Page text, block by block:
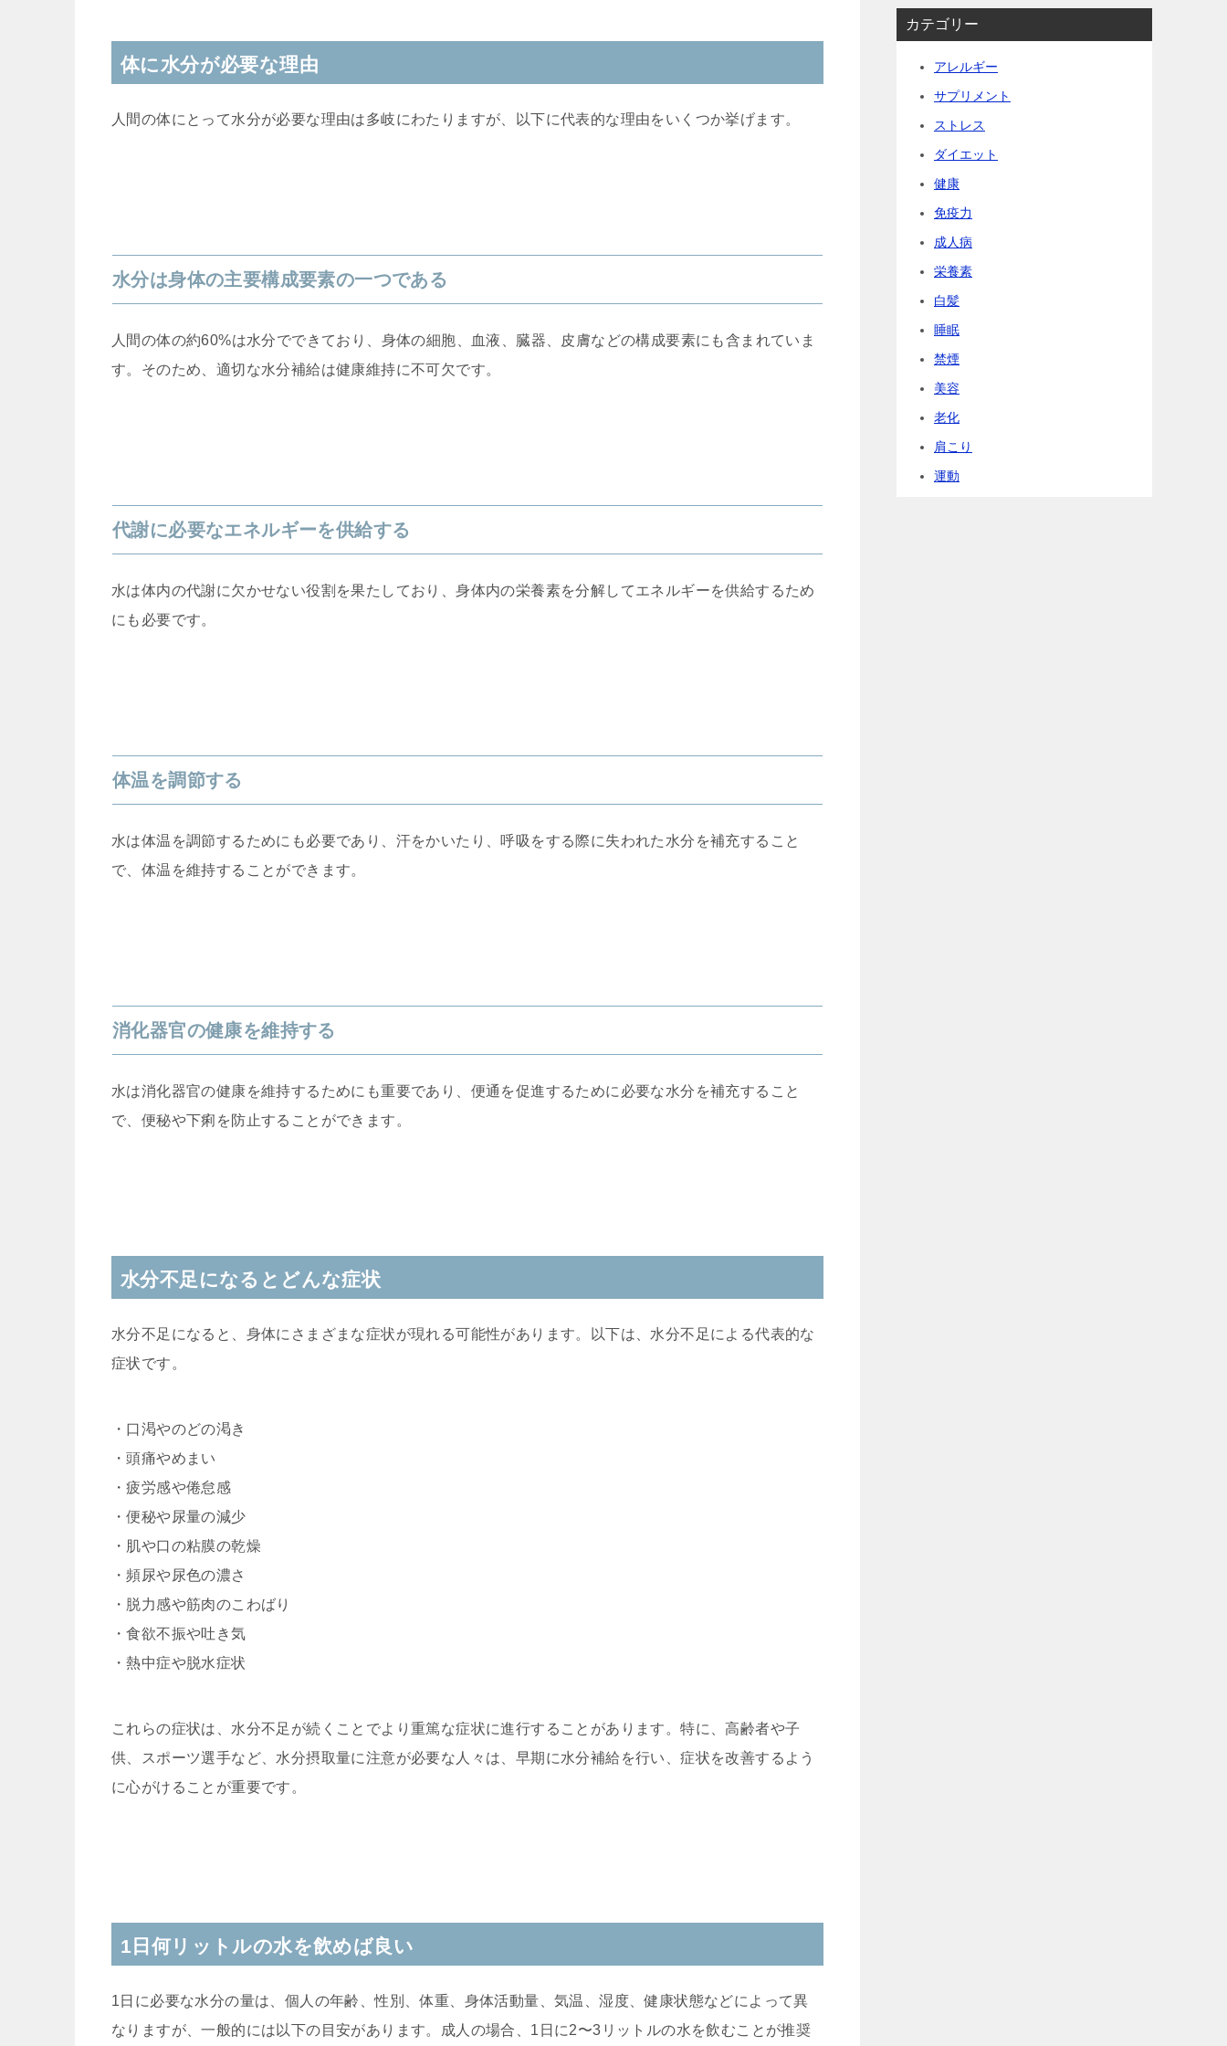
体に水分が必要な理由
人間の体にとって水分が必要な理由は多岐にわたりますが、以下に代表的な理由をいくつか挙げます。
水分は身体の主要構成要素の一つである
人間の体の約60%は水分でできており、身体の細胞、血液、臓器、皮膚などの構成要素にも含まれていま
す。そのため、適切な水分補給は健康維持に不可欠です。
代謝に必要なエネルギーを供給する
水は体内の代謝に欠かせない役割を果たしており、身体内の栄養素を分解してエネルギーを供給するため
にも必要です。
体温を調節する
水は体温を調節するためにも必要であり、汗をかいたり、呼吸をする際に失われた水分を補充すること
で、体温を維持することができます。
消化器官の健康を維持する
水は消化器官の健康を維持するためにも重要であり、便通を促進するために必要な水分を補充すること
で、便秘や下痢を防止することができます。
水分不足になるとどんな症状
水分不足になると、身体にさまざまな症状が現れる可能性があります。以下は、水分不足による代表的な
症状です。
・口渇やのどの渇き
・頭痛やめまい
・疲労感や倦怠感
・便秘や尿量の減少
・肌や口の粘膜の乾燥
・頻尿や尿色の濃さ
・脱力感や筋肉のこわばり
・食欲不振や吐き気
・熱中症や脱水症状
これらの症状は、水分不足が続くことでより重篤な症状に進行することがあります。特に、高齢者や子
供、スポーツ選手など、水分摂取量に注意が必要な人々は、早期に水分補給を行い、症状を改善するよう
に心がけることが重要です。
1日何リットルの水を飲めば良い
1日に必要な水分の量は、個人の年齢、性別、体重、身体活動量、気温、湿度、健康状態などによって異
なりますが、一般的には以下の目安があります。成人の場合、1日に2〜3リットルの水を飲むことが推奨
カテゴリー
アレルギー
サプリメント
ストレス
ダイエット
健康
免疫力
成人病
栄養素
白髪
睡眠
禁煙
美容
老化
肩こり
運動